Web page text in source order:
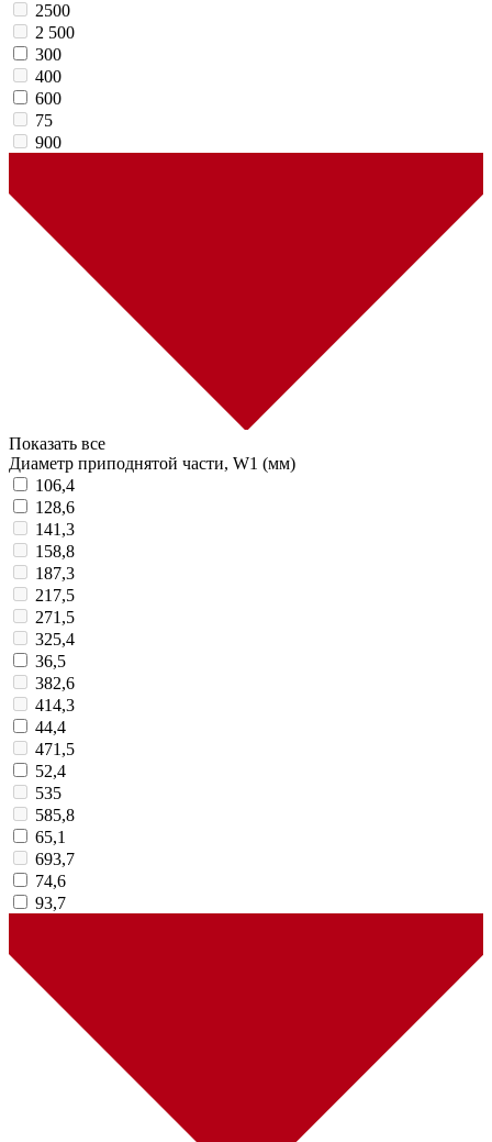
2500
2 500
300
400
600
75
900
Показать все
Диаметр приподнятой части, W1 (мм)
106,4
128,6
141,3
158,8
187,3
217,5
271,5
325,4
36,5
382,6
414,3
44,4
471,5
52,4
535
585,8
65,1
693,7
74,6
93,7